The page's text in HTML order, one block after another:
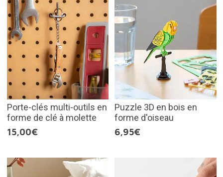
Porte-clés multi-outils en
forme de clé à molette
15,00€
Puzzle 3D en bois en
forme d'oiseau
6,95€